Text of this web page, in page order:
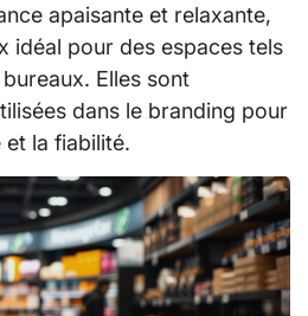
apaisante et relaxante,
idéal pour des espaces tels
Elles sont
dans le branding pour
la fiabilité.